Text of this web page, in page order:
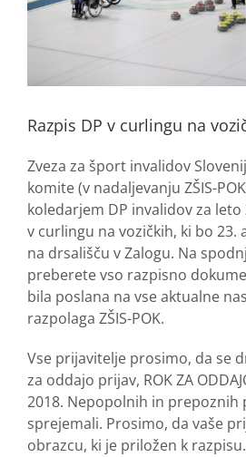
Razpis DP v curlingu na
Zveza za šport invalidov
komite (v nadaljevanju ZŠIS-
koledarjem DP invalidov za leto
v curlingu na vozičkih, ki bo 23.
na drsališču v Zalogu. Na
preberete vso razpisno
bila poslana na vse aktualne
razpolaga ZŠIS-POK.
Vse prijavitelje prosimo, da se
za oddajo prijav, ROK ZA
2018. Nepopolnih in prepoznih
sprejemali. Prosimo, da vaše
obrazcu, ki je priložen k razpisu.